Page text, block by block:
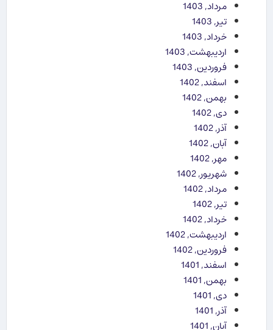
مرداد, 1403
تیر, 1403
خرداد, 1403
اردیبهشت, 1403
فروردین, 1403
اسفند, 1402
بهمن, 1402
دی, 1402
آذر, 1402
آبان, 1402
مهر, 1402
شهریور, 1402
مرداد, 1402
تیر, 1402
خرداد, 1402
اردیبهشت, 1402
فروردین, 1402
اسفند, 1401
بهمن, 1401
دی, 1401
آذر, 1401
آبان, 1401